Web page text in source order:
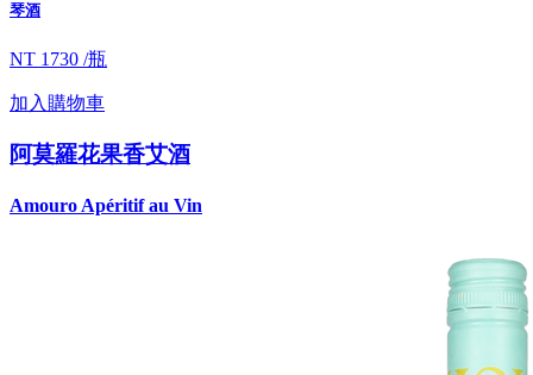
琴酒
NT 1730 /瓶
加入購物車
阿莫羅花果香艾酒
Amouro Apéritif au Vin